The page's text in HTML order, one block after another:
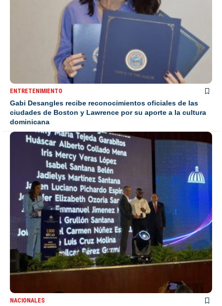
ENTRETENIMIENTO
Gabi Desangles recibe reconocimientos oficiales de las
ciudades de Boston y Lawrence por su aporte a la cultura
dominicana
NACIONALES